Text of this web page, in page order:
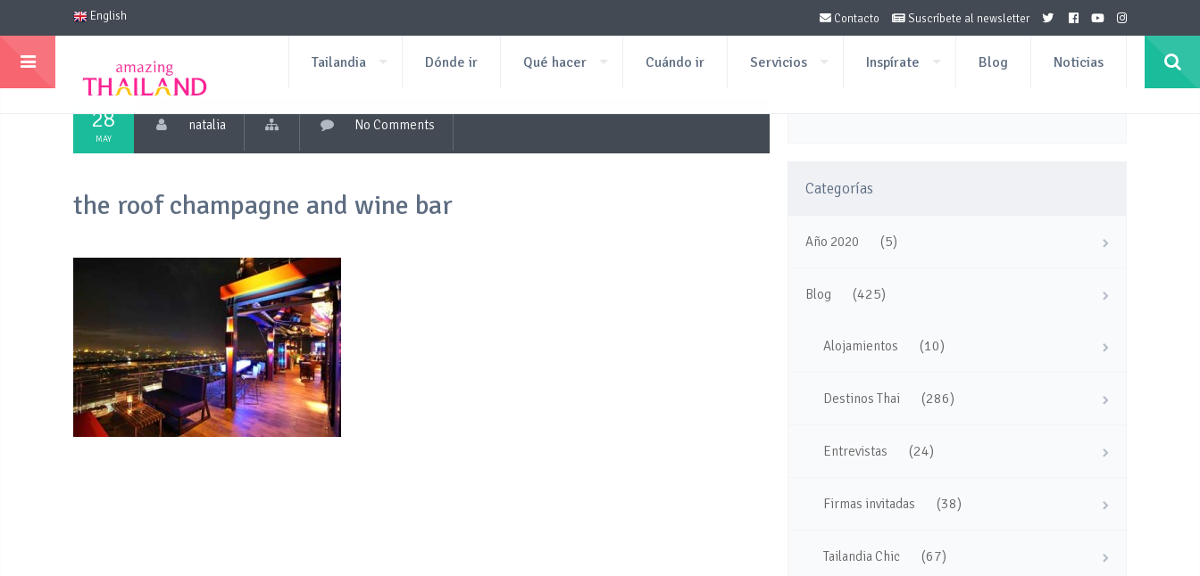
English Contacto Suscríbete al newsletter
Tailandia Dónde ir Qué hacer Cuándo ir Servicios Inspírate Blog Noticias
28
MAY
natalia No Comments
the roof champagne and wine bar
Categorías
Año 2020 (5)
Blog (425)
Alojamientos (10)
Destinos Thai (286)
Entrevistas (24)
Firmas invitadas (38)
Tailandia Chic (67)